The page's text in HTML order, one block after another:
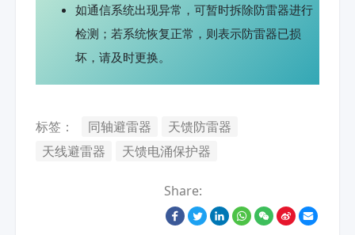
如通信系统出现异常，可暂时拆除防雷器进行
检测；若系统恢复正常，则表示防雷器已损
坏，请及时更换。
标签： 同轴避雷器
天馈防雷器
天线避雷器
天馈电涌保护器
Share: